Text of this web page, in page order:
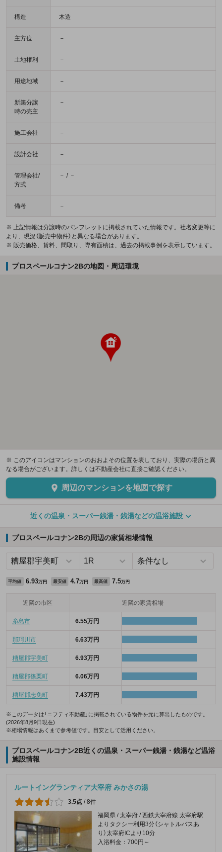
構造 木造
主方位 －
土地権利 －
用途地域 －
新築分譲
時の売主
－
施工会社 －
設計会社 －
管理会社/
方式
－ / －
備考 －
※ 上記情報は分譲時のパンフレットに掲載されていた情報です。社名変更等に
より、現況（販売中物件）と異なる場合があります。
※ 販売価格、賃料、間取り、専有面積は、過去の掲載事例を表示しています。
プロスペールコナン2Bの地図・周辺環境
※ このアイコンはマンションのおおよその位置を表しており、実際の場所と異
なる場合がございます。詳しくは不動産会社に直接ご確認ください。
周辺のマンションを地図で探す
近くの温泉・スーパー銭湯・銭湯などの温浴施設
プロスペールコナン2Bの周辺の家賃相場情報
平均値 6.93万円 最安値 4.7万円 最高値 7.5万円
近隣の市区 近隣の家賃相場
糸島市 6.55万円
那珂川市 6.63万円
糟屋郡宇美町 6.93万円
糟屋郡篠栗町 6.06万円
糟屋郡志免町 7.43万円
※このデータは「ニフティ不動産」に掲載されている物件を元に算出したものです。
(2026年8月9日現在)
※相場情報はあくまで参考値です。目安として活用ください。
プロスペールコナン2B近くの温泉・スーパー銭湯・銭湯など温浴
施設情報
ルートイングランティア大宰府 みかさの湯
3.5点 /8件
福岡県 / 太宰府 / 西鉄大宰府線 太宰府駅
よりタクシー利用3分（シャトルバスあ
り）太宰府ICより10分
入浴料金：700円～